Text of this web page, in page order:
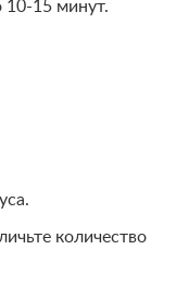
10-15 минут.
количество